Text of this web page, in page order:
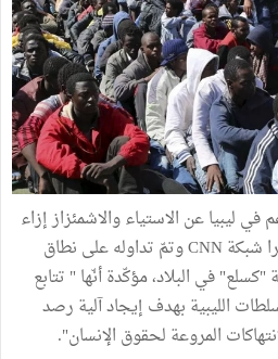
في ليبيا عن الاستياء والاشمئزاز إزاء
التقرير المصوّر الذي بثته مؤخرا شبكة CNN وتمّ تداوله على نطاق
في البلاد، مؤكّدة أنّها " تتابع
الليبية بهدف إيجاد آلية رصد
المروعة لحقوق الإنسان".